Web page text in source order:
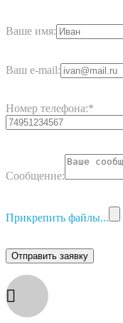
Ваше имя:
Ваш e-mail:
Номер телефона:*
Сообщение:
Прикрепить файлы...